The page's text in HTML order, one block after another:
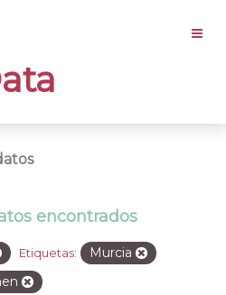
encontrados
Etiquetas:
Murcia